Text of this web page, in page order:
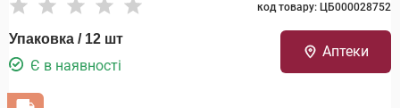
код товару: ЦБ000028752
Упаковка / 12 шт
Є в наявності
Аптеки